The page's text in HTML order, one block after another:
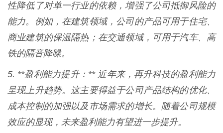
性降低了对单一行业的依赖，增强了公司抵御风险的
能力。例如，在建筑领域，公司的产品可用于住宅、
商业建筑的保温隔热；在交通领域，可用于汽车、高
铁的隔音降噪。
5. **盈利能力提升：** 近年来，再升科技的盈利能力
呈现上升趋势。这主要得益于公司产品结构的优化、
成本控制的加强以及市场需求的增长。随着公司规模
效应的显现，未来盈利能力有望进一步提升。